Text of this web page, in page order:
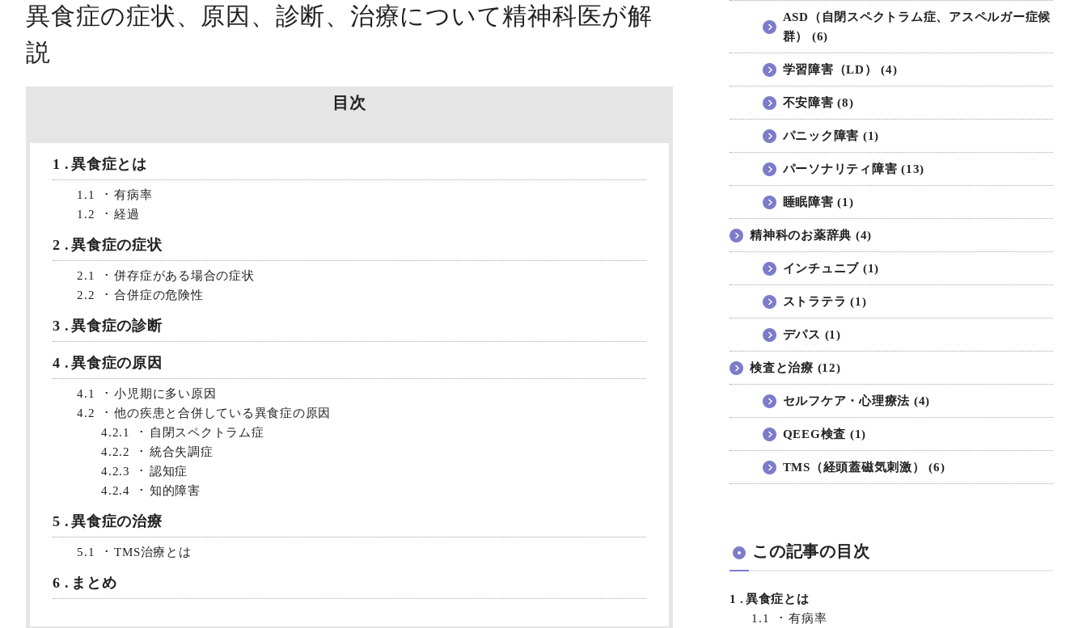
異食症の症状、原因、診断、治療について精神科医が解
説
目次
1 異食症とは
1.1
有病率
1.2
経過
2 異食症の症状
2.1
併存症がある場合の症状
2.2
合併症の危険性
3 異食症の診断
4 異食症の原因
4.1
小児期に多い原因
4.2
他の疾患と合併している異食症の原因
4.2.1
自閉スペクトラム症
4.2.2
統合失調症
4.2.3
認知症
4.2.4
知的障害
5 異食症の治療
5.1 TMS治療とは
6 まとめ
ASD（自閉スペクトラム症、アスペルガー症候
群） (6)
学習障害（LD） (4)
不安障害 (8)
パニック障害 (1)
パーソナリティ障害 (13)
睡眠障害 (1)
精神科のお薬辞典 (4)
インチュニブ (1)
ストラテラ (1)
デパス (1)
検査と治療 (12)
セルフケア・心理療法 (4)
QEEG検査 (1)
TMS（経頭蓋磁気刺激） (6)
この記事の目次
1
異食症とは
1.1
有病率